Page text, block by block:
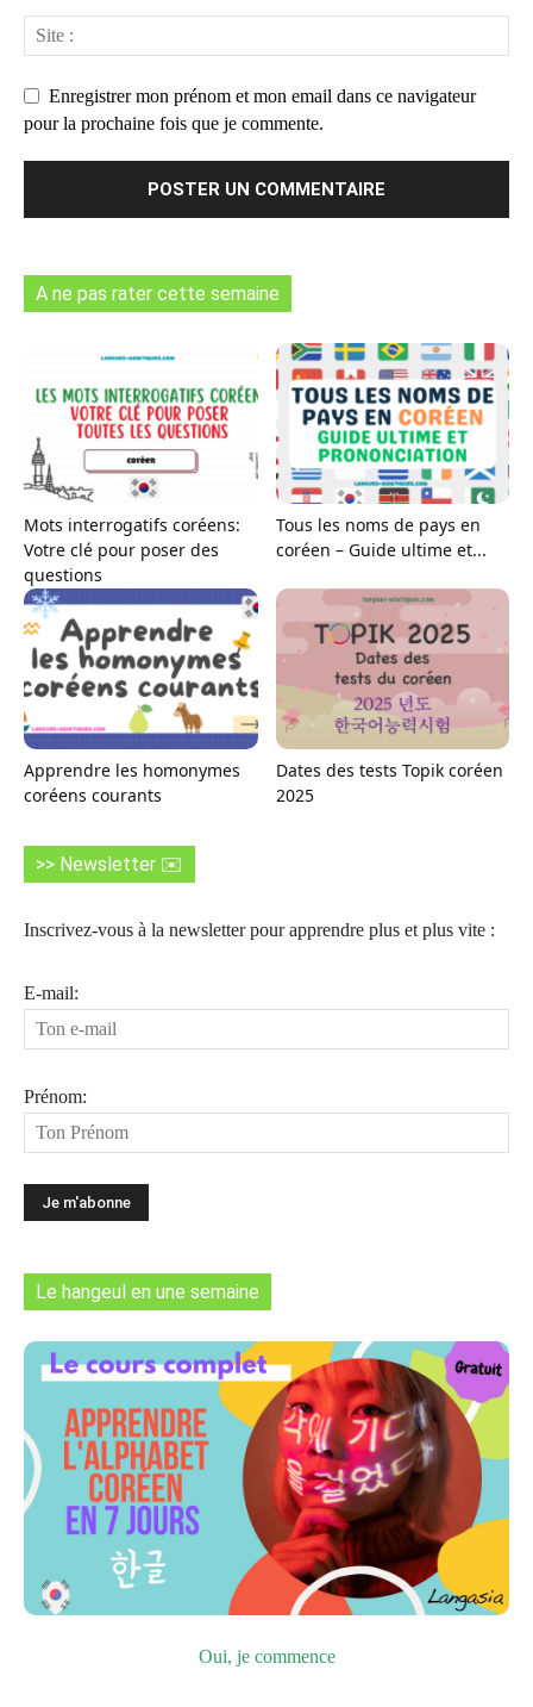
Enregistrer mon prénom et mon email dans ce navigateur
pour la prochaine fois que je commente.
A ne pas rater cette semaine
Mots interrogatifs coréens:
Votre clé pour poser des
questions
Tous les noms de pays en
coréen – Guide ultime et...
Apprendre les homonymes
coréens courants
Dates des tests Topik coréen
2025
>> Newsletter ✉️
Inscrivez-vous à la newsletter pour apprendre plus et plus vite :
E-mail:
Prénom:
Le hangeul en une semaine
Oui, je commence